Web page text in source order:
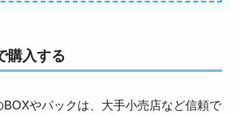
購入する
BOXやパックは、大手小売店など信頼で